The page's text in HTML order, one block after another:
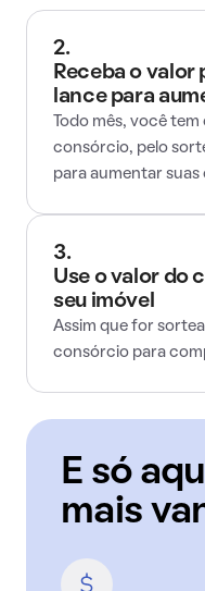
2.
Receba o valor
lance para
Todo mês, você
consórcio, pelo
para aumentar suas
3.
Use o valor do
seu imóvel
Assim que for
consórcio para
E só
mais